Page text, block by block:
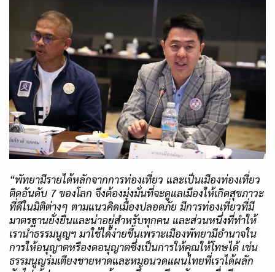
“พัทยามีรายได้หลักจากการท่องเที่ยว และเป็นเมืองท่องเที่ยว
ติดอันดับ 7ของโลก จึงต้องมุ่งมั่นที่จะดูแลเมืองให้เกิดสุขภาวะ
ที่ดีในมิติต่างๆ ตามแนวคิดเมืองปลอดภัย มีการท่องเที่ยวที่มี
มาตรฐานยั่งยืนและน่าอยู่สำหรับทุกคน และส่วนหนึ่งที่ทำให้
เรานำธรรมนูญฯ มาใช้ได้ง่ายขึ้นเพราะเมืองพัทยามีอำนาจใน
การให้อนุญาตหรืองดอนุญาตซึ่งเป็นการให้คุณให้โทษได้ เช่น
ธรรมนูญร่มเตียงชายหาดและหมอนวดแผนไทยที่เราได้ผลัก